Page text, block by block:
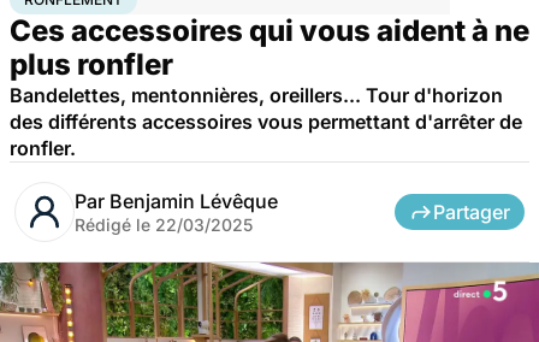
Ces accessoires qui vous aident à ne
plus ronfler
Bandelettes, mentonnières, oreillers... Tour d'horizon
des différents accessoires vous permettant d'arrêter de
ronfler.
Par Benjamin Lévêque
Rédigé le 22/03/2025
Partager